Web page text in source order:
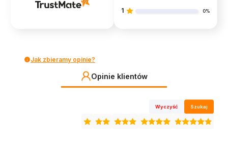
1 0%
Jak zbieramy opinie?
Opinie klientów
Wyczyść Szukaj